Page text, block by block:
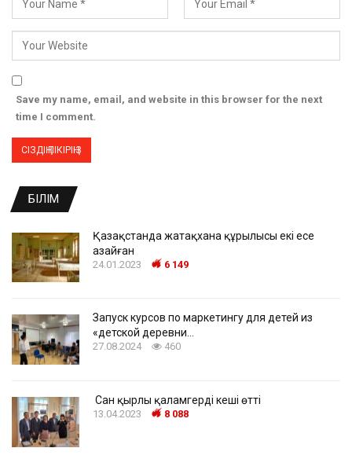
Save my name, email, and website in this browser for the next
time I comment.
БІЛІМ
Қазақстанда жатақхана құрылысы екі есе
азайған
24.01.2023 6 149
Запуск курсов по маркетингу для детей из
«детской деревни…
27.08.2024 460
Сан қырлы қаламгердің кеші өтті
13.04.2023 8 088